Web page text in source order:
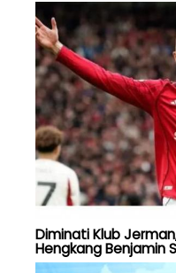
Diminati Klub
Hengkang Benjamin